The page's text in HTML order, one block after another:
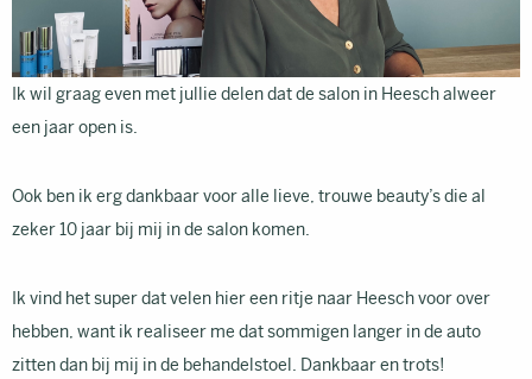
Ik wil graag even met jullie delen dat de salon in Heesch alweer
een jaar open is.
Ook ben ik erg dankbaar voor alle lieve, trouwe beauty’s die al
zeker 10 jaar bij mij in de salon komen.
Ik vind het super dat velen hier een ritje naar Heesch voor over
hebben, want ik realiseer me dat sommigen langer in de auto
zitten dan bij mij in de behandelstoel. Dankbaar en trots!